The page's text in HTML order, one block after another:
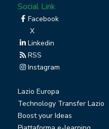
Social Link
Facebook
X
Linkedin
RSS
Instagram
Lazio Europa
Technology Transfer Lazio
Boost your Ideas